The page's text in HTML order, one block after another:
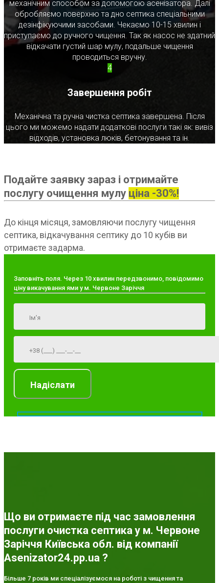
механічним способом за допомогою асенізатора. Далі
обробляємо поверхню та дно септика спеціальними
дезінфікуючими засобами. Чекаємо 10-15 хвилин і
приступаємо до ручного чищення. Так як насос не здатний
відкачати густий шар мулу, подальше чищення
проводиться вручну.
4
Завершення робіт
Механічна та ручна чистка септика завершена. Після
цього ми можемо надати додаткові послуги такі як: вивіз
відходів, установка люків, бетонування та ін.
Подайте заявку зараз і отримайте
послугу очищення мулу ціна -30%!
До кінця місяця, замовляючи послугу чищення
септика, відкачування септику до 10 кубів ви
отримаєте задарма.
Заповніть поля. Через 10 хвилин передзвонимо, повідомимо
ціну викачування ями у м. Червоне Заріччя
Що ви отримаєте під час замовлення
послуги очистка септика у м. Червоне
Заріччя Київська обл. від компанії
Asenizator24.pp.ua ?
Більше 7 років ми спеціалізуємося на роботі з чищення та